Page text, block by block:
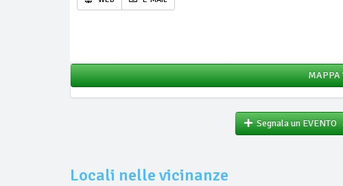
MAPPA
Segnala un EVENTO
Locali nelle vicinanze